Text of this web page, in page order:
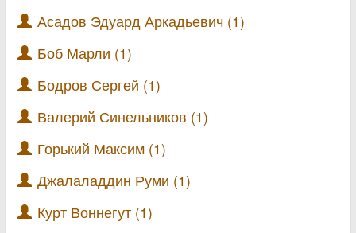
Асадов Эдуард Аркадьевич (1)
Боб Марли (1)
Бодров Сергей (1)
Валерий Синельников (1)
Горький Максим (1)
Джалаладдин Руми (1)
Курт Воннегут (1)